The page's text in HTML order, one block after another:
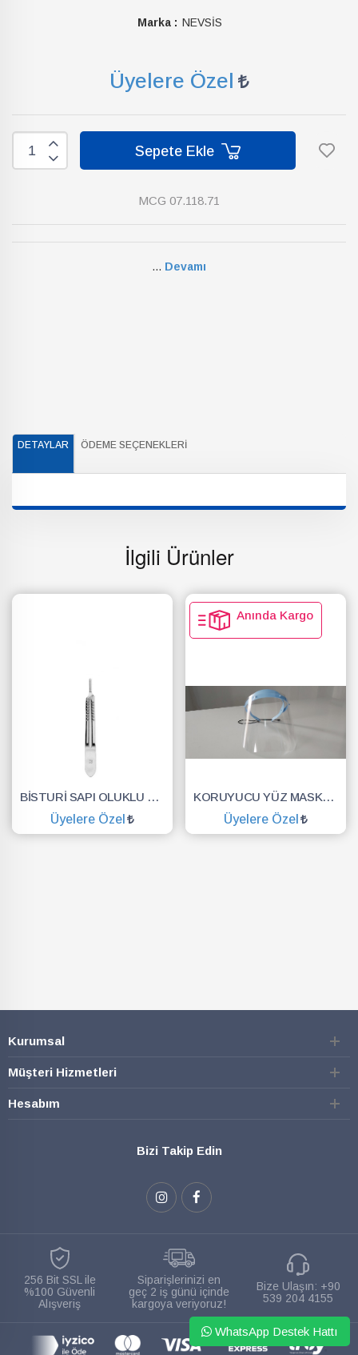
Marka : NEVSİS
Üyelere Özel
Sepete Ekle
MCG 07.118.71
... Devamı
DETAYLAR ÖDEME SEÇENEKLERI
İlgili Ürünler
BİSTURİ SAPI OLUKLU NO.3
Üyelere Özel
Anında Kargo
KORUYUCU YÜZ MASKESİ SİPERLİK.YÜZ KALKANI.DENTAL MASKE
Üyelere Özel
Kurumsal
Müşteri Hizmetleri
Hesabım
Bizi Takip Edin
256 Bit SSL ile
%100 Güvenli
Alışveriş
Siparişlerinizi en
geç 2 iş günü içinde
kargoya veriyoruz!
Bize Ulaşın: +90
539 204 4155
WhatsApp Destek Hattı